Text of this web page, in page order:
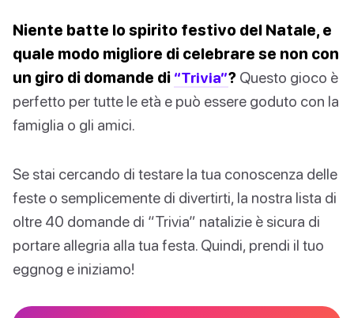
Niente batte lo spirito festivo del Natale, e
quale modo migliore di celebrare se non con
un giro di domande di “Trivia”? Questo gioco è
perfetto per tutte le età e può essere goduto con la
famiglia o gli amici.
Se stai cercando di testare la tua conoscenza delle
feste o semplicemente di divertirti, la nostra lista di
oltre 40 domande di “Trivia” natalizie è sicura di
portare allegria alla tua festa. Quindi, prendi il tuo
eggnog e iniziamo!